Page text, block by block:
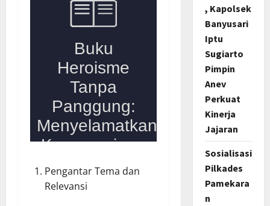
Pengantar Tema dan
Relevansi
, Kapolsek
Banyusari
Iptu
Sugiarto
Pimpin
Anev
Perkuat
Kinerja
Jajaran
Sosialisasi
Pilkades
Pamekara
n